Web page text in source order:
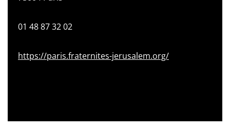
01 48 87 32 02
https://paris.fraternites-jerusalem.org/